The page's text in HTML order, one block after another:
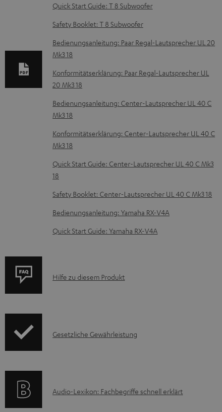
t
e
z
u
m
H
e
r
u
n
t
e
r
l
d
Quick Start Guide: T 8 Subwoofer
Safety Booklet: T 8 Subwoofer
Bedienungsanleitung: Paar Regal-Lautsprecher UL 20
Mk3 18
Konformitätserklärung: Paar Regal-Lautsprecher UL
20 Mk3 18
Bedienungsanleitung: Center-Lautsprecher UL 40 C
Mk3 18
Konformitätserklärung: Center-Lautsprecher UL 40 C
Mk3 18
Quick Start Guide: Center-Lautsprecher UL 40 C Mk3
18
Safety Booklet: Center-Lautsprecher UL 40 C Mk3 18
Bedienungsanleitung: Yamaha RX-V4A
Quick Start Guide: Yamaha RX-V4A
P
u
A
Hilfe zu diesem Produkt
I
r
Gesetzliche Gewährleistung
A
Audio-Lexikon: Fachbegriffe schnell erklärt